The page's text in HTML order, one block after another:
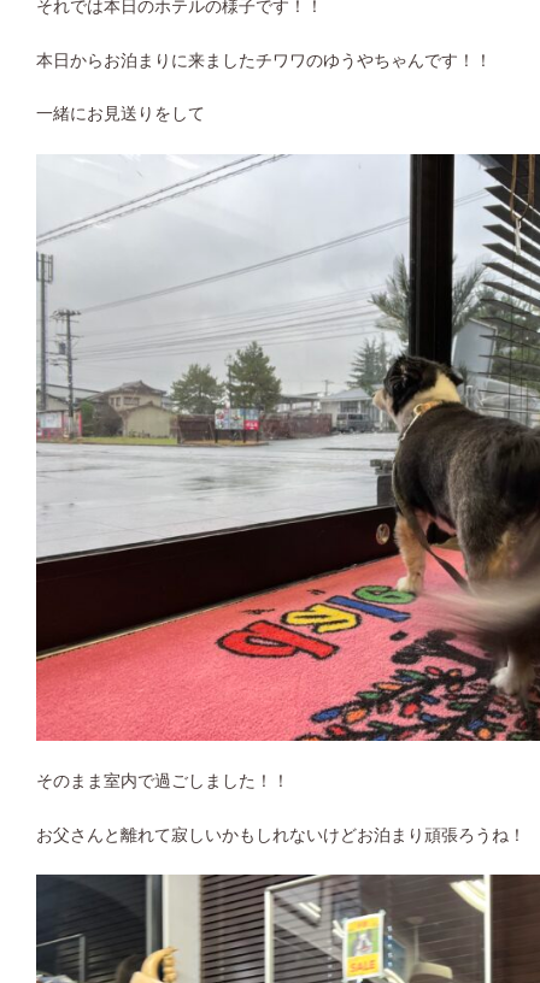
それでは本日のホテルの様子です！！
本日からお泊まりに来ましたチワワのゆうやちゃんです！！
一緒にお見送りをして
そのまま室内で過ごしました！！
お父さんと離れて寂しいかもしれないけどお泊まり頑張ろうね！